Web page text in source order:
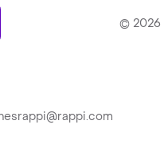
© 2026